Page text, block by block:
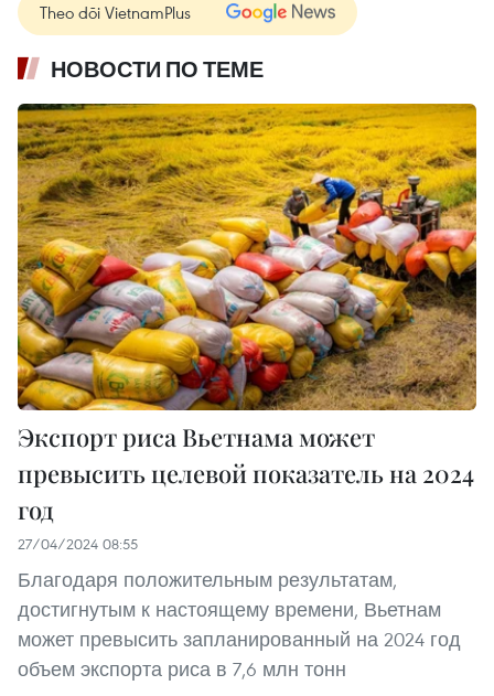
Theo dõi VietnamPlus
НОВОСТИ ПО ТЕМЕ
Экспорт риса Вьетнама может
превысить целевой показатель на 2024
год
27/04/2024 08:55
Благодаря положительным результатам,
достигнутым к настоящему времени, Вьетнам
может превысить запланированный на 2024 год
объем экспорта риса в 7,6 млн тонн